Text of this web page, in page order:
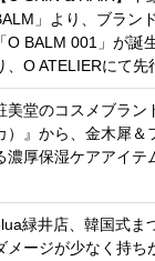
」より、ブラン
「O BALM 001」が誕
、O ATELIERにて先
美堂のコスメブラン
）』から、金木犀＆
濃厚保湿ケアアイテ
緑井店、韓国式ま
メージが少なく持ち